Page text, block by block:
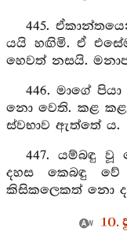
445.
යයි හඟිමි. ඒ
හෙවත් නසයි.
446. මාගේ
නො වෙති. කළ කළ
ස්වභාව ඇත්තේ ය.
447. යම්බඳු
දහස කෙබඳු
කිසිකලෙකත් නො